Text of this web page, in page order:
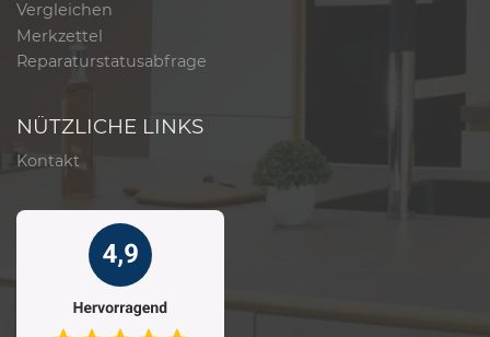
Vergleichen
Merkzettel
Reparaturstatusabfrage
NÜTZLICHE LINKS
Kontakt